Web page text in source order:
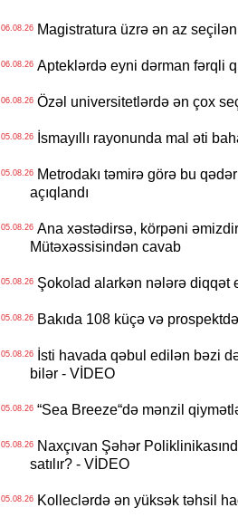
06.08.26Magistratura üzrə ən az
06.08.26Apteklərdə eyni dərman fərqli
06.08.26Özəl universitetlərdə ən çox
05.08.26İsmayıllı rayonunda mal əti
05.08.26Metrodakı təmirə görə bu
açıqlandı
05.08.26Ana xəstədirsə, körpəni
Mütəxəssisindən cavab
05.08.26Şokolad alarkən nələrə diqqət
05.08.26Bakıda 108 küçə və
05.08.26İsti havada qəbul edilən bəzi
bilər - VİDEO
05.08.26“Sea Breeze“də mənzil
05.08.26Naxçıvan Şəhər
satılır? - VİDEO
05.08.26Kolleclərdə ən yüksək təhsil